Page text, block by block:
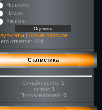
Неплохо
Плохо
Ужасно
| Архив опросов
ответов: 444
Статистика
Онлайн всего: 1
Гостей: 1
Пользователей: 0